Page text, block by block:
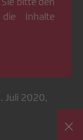
Inhalte
Juli 2020,